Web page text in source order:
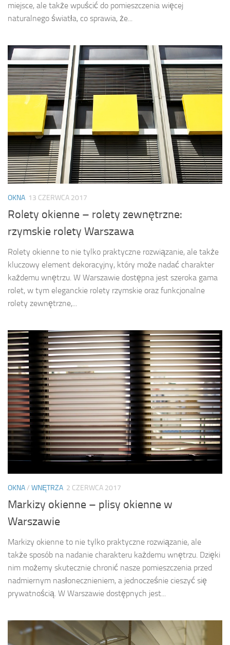
miejsce, ale także wpuścić do pomieszczenia więcej
naturalnego światła, co sprawia, że...
OKNA 13 CZERWCA 2017
Rolety okienne – rolety zewnętrzne:
rzymskie rolety Warszawa
Rolety okienne to nie tylko praktyczne rozwiązanie, ale także
kluczowy element dekoracyjny, który może nadać charakter
każdemu wnętrzu. W Warszawie dostępna jest szeroka gama
rolet, w tym eleganckie rolety rzymskie oraz funkcjonalne
rolety zewnętrzne,...
OKNA/ WNĘTRZA 2 CZERWCA 2017
Markizy okienne – plisy okienne w
Warszawie
Markizy okienne to nie tylko praktyczne rozwiązanie, ale
także sposób na nadanie charakteru każdemu wnętrzu. Dzięki
nim możemy skutecznie chronić nasze pomieszczenia przed
nadmiernym nasłonecznieniem, a jednocześnie cieszyć się
prywatnością. W Warszawie dostępnych jest...